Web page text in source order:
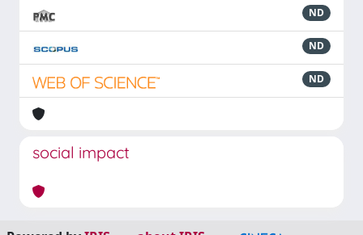
ND
ND
ND
social impact